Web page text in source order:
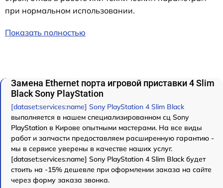
при нормальном использовании.
Показать полностью
Замена Ethernet порта игровой приставки 4 Slim
Black Sony PlayStation
[dataset:services:name] Sony PlayStation 4 Slim Black
выполняется в нашем специализированном сц Sony
PlayStation в Кирове опытными мастерами. На все виды
работ и запчасти предоставляем расширенную гарантию -
мы в сервисе уверены в качестве наших услуг.
[dataset:services:name] Sony PlayStation 4 Slim Black будет
стоить на -15% дешевле при оформлении заказа на сайте
через форму заказа звонка.